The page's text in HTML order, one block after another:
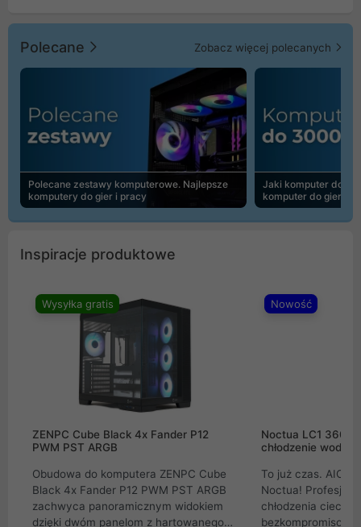
Polecane Zobacz więcej polecanych
Polecane zestawy komputerowe. Najlepsze
komputery do gier i pracy
Jaki komputer do
komputer do gier |
Inspiracje produktowe
Wysyłka gratis
ZENPC Cube Black 4x Fander P12
PWM PST ARGB
Obudowa do komputera ZENPC Cube
Black 4x Fander P12 PWM PST ARGB
zachwyca panoramicznym widokiem
dzięki dwóm panelom z hartowanego
Nowość
Noctua LC1
chłodzenie wodne
To już czas. AIO
Noctua!
chłodzenia cieczą